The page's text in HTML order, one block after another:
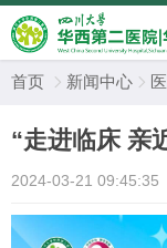
首页  新闻中心 
“走进临床 亲
2024-03-21 09:45:35